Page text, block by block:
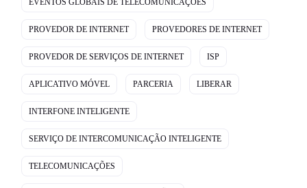
EVENTOS GLOBAIS DE TELECOMUNICAÇÕES
PROVEDOR DE INTERNET PROVEDORES DE INTERNET
PROVEDOR DE SERVIÇOS DE INTERNET ISP
APLICATIVO MÓVEL PARCERIA LIBERAR
INTERFONE INTELIGENTE
SERVIÇO DE INTERCOMUNICAÇÃO INTELIGENTE
TELECOMUNICAÇÕES